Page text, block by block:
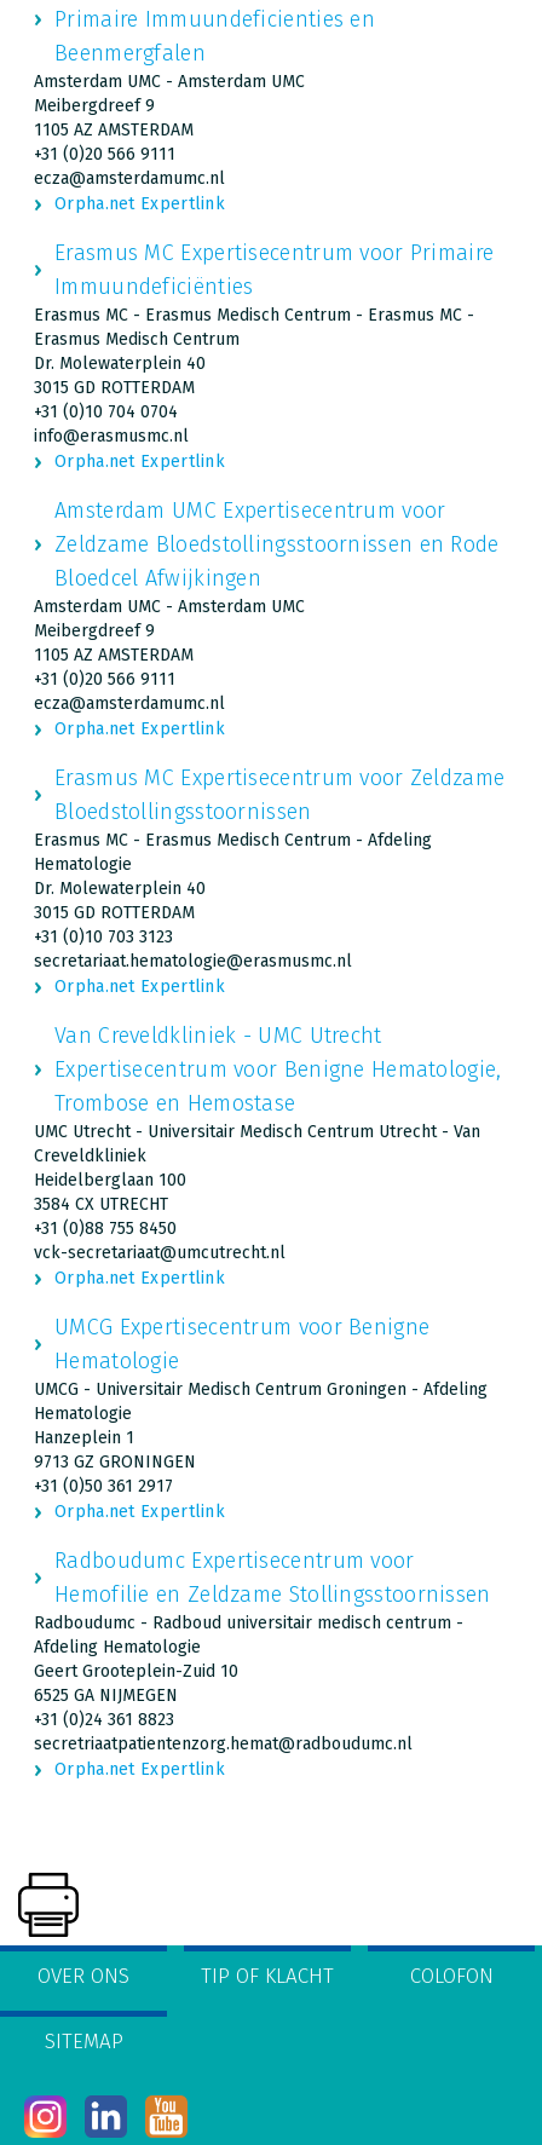
Primaire Immuundeficienties en
Beenmergfalen
Amsterdam UMC - Amsterdam UMC
Meibergdreef 9
1105 AZ AMSTERDAM
+31 (0)20 566 9111
ecza@amsterdamumc.nl
Orpha.net Expertlink
Erasmus MC Expertisecentrum voor Primaire
Immuundeficiënties
Erasmus MC - Erasmus Medisch Centrum - Erasmus MC -
Erasmus Medisch Centrum
Dr. Molewaterplein 40
3015 GD ROTTERDAM
+31 (0)10 704 0704
info@erasmusmc.nl
Orpha.net Expertlink
Amsterdam UMC Expertisecentrum voor
Zeldzame Bloedstollingsstoornissen en Rode
Bloedcel Afwijkingen
Amsterdam UMC - Amsterdam UMC
Meibergdreef 9
1105 AZ AMSTERDAM
+31 (0)20 566 9111
ecza@amsterdamumc.nl
Orpha.net Expertlink
Erasmus MC Expertisecentrum voor Zeldzame
Bloedstollingsstoornissen
Erasmus MC - Erasmus Medisch Centrum - Afdeling
Hematologie
Dr. Molewaterplein 40
3015 GD ROTTERDAM
+31 (0)10 703 3123
secretariaat.hematologie@erasmusmc.nl
Orpha.net Expertlink
Van Creveldkliniek - UMC Utrecht
Expertisecentrum voor Benigne Hematologie,
Trombose en Hemostase
UMC Utrecht - Universitair Medisch Centrum Utrecht - Van
Creveldkliniek
Heidelberglaan 100
3584 CX UTRECHT
+31 (0)88 755 8450
vck-secretariaat@umcutrecht.nl
Orpha.net Expertlink
UMCG Expertisecentrum voor Benigne
Hematologie
UMCG - Universitair Medisch Centrum Groningen - Afdeling
Hematologie
Hanzeplein 1
9713 GZ GRONINGEN
+31 (0)50 361 2917
Orpha.net Expertlink
Radboudumc Expertisecentrum voor
Hemofilie en Zeldzame Stollingsstoornissen
Radboudumc - Radboud universitair medisch centrum -
Afdeling Hematologie
Geert Grooteplein-Zuid 10
6525 GA NIJMEGEN
+31 (0)24 361 8823
secretriaatpatientenzorg.hemat@radboudumc.nl
Orpha.net Expertlink
OVER ONS TIP OF KLACHT COLOFON
SITEMAP